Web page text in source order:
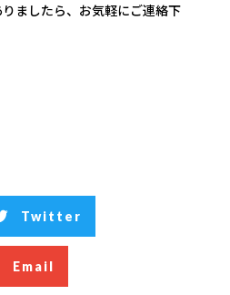
ましたら、お気軽にご連絡下
Twitter
Email